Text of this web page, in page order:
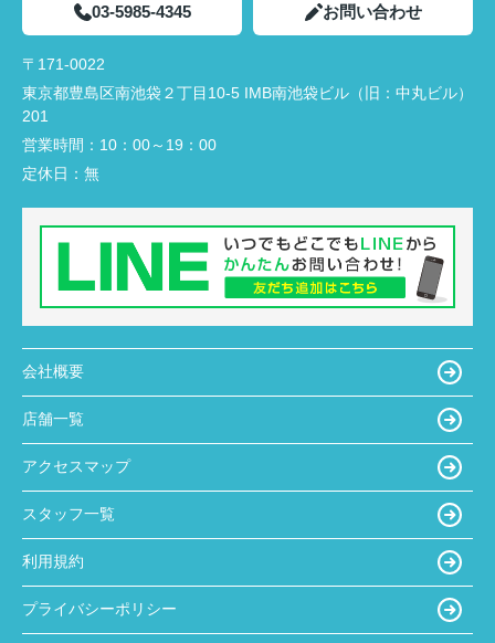
03-5985-4345 お問い合わせ
〒171-0022
東京都豊島区南池袋２丁目10-5 IMB南池袋ビル（旧：中丸ビル）
201
営業時間： 10：00～19：00
定休日： 無
会社概要
店舗一覧
アクセスマップ
スタッフ一覧
利用規約
プライバシーポリシー